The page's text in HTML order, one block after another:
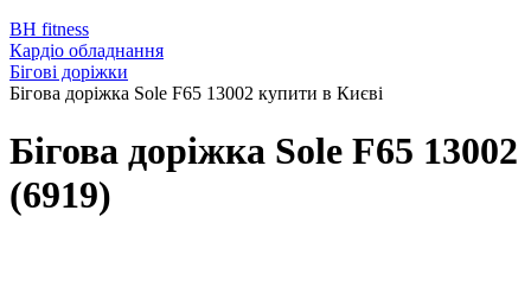
BH fitness
Кардіо обладнання
Бігові доріжки
Бігова доріжка Sole F65 13002 купити в Києві
Бігова доріжка Sole F65 13002
(6919)